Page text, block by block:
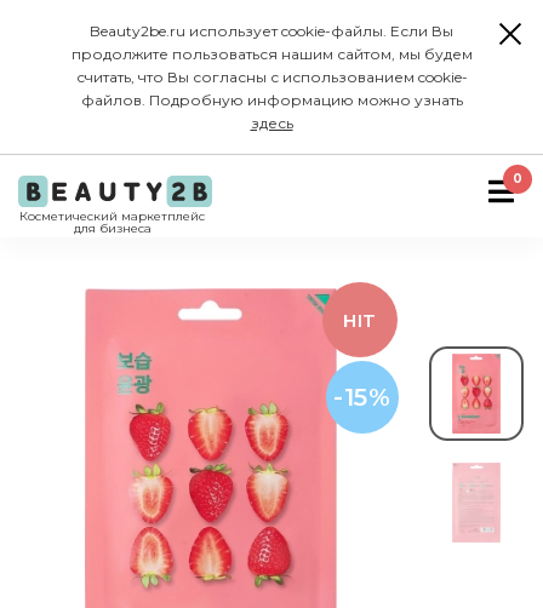
Beauty2be.ru использует cookie-файлы. Если Вы
продолжите пользоваться нашим сайтом, мы будем
считать, что Вы согласны с использованием cookie-
файлов. Подробную информацию можно узнать
здесь
Косметический маркетплейс
для бизнеса
0
-15%
HIT